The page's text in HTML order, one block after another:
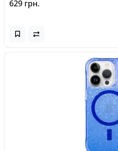
629 грн.